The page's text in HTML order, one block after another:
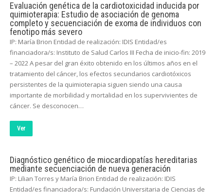
Evaluación genética de la cardiotoxicidad inducida por
quimioterapia: Estudio de asociación de genoma
completo y secuenciación de exoma de individuos con
fenotipo más severo
IP: María Brion Entidad de realización: IDIS Entidad/es
financiadora/s: Instituto de Salud Carlos III Fecha de inicio-fin: 2019
– 2022 A pesar del gran éxito obtenido en los últimos años en el
tratamiento del cáncer, los efectos secundarios cardiotóxicos
persistentes de la quimioterapia siguen siendo una causa
importante de morbilidad y mortalidad en los supervivientes de
cáncer. Se desconocen…
Ver
Diagnóstico genético de miocardiopatías hereditarias
mediante secuenciación de nueva generación
IP: Lilian Torres y María Brion Entidad de realización: IDIS
Entidad/es financiadora/s: Fundación Universitaria de Ciencias de